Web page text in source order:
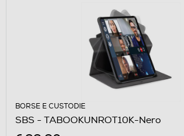
BORSE E CUSTODIE
SBS - TABOOKUNROT10K-Nero